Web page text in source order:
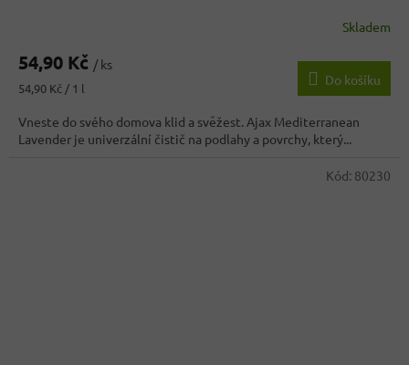
Skladem
54,90 Kč / ks
Měrná
54,90 Kč / 1 l
Do košíku
Vneste do svého domova klid a svěžest. Ajax Mediterranean
Lavender je univerzální čistič na podlahy a povrchy, který...
Kód: 80230